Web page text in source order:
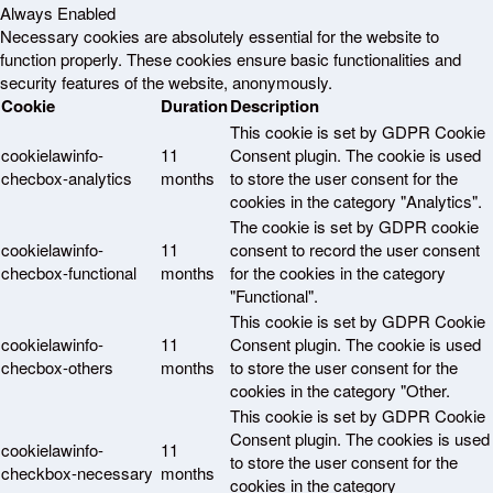
Always Enabled
Necessary cookies are absolutely essential for the website to
function properly. These cookies ensure basic functionalities and
security features of the website, anonymously.
Cookie DurationDescription
cookielawinfo-
checbox-analytics
11
months
This cookie is set by GDPR Cookie
Consent plugin. The cookie is used
to store the user consent for the
cookies in the category "Analytics".
cookielawinfo-
checbox-functional
11
months
The cookie is set by GDPR cookie
consent to record the user consent
for the cookies in the category
"Functional".
cookielawinfo-
checbox-others
11
months
This cookie is set by GDPR Cookie
Consent plugin. The cookie is used
to store the user consent for the
cookies in the category "Other.
cookielawinfo-
checkbox-necessary
11
months
This cookie is set by GDPR Cookie
Consent plugin. The cookies is used
to store the user consent for the
cookies in the category